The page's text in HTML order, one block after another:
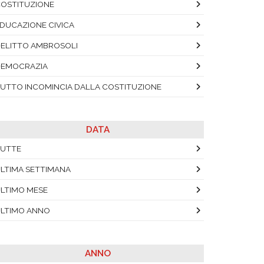
CIVICA
AMBROSOLI
INCOMINCIA DALLA COSTITUZIONE
DATA
SETTIMANA
MESE
ANNO
ANNO